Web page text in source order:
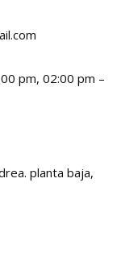
pm, 02:00 pm –
planta baja,